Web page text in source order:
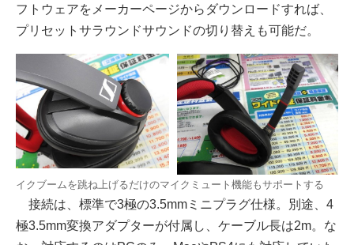
フトウェアをメーカーページからダウンロードすれば、
プリセットサラウンドサウンドの切り替えも可能だ。
イクブームを跳ね上げるだけのマイクミュート機能もサポートする
接続は、標準で3極の3.5mmミニプラグ仕様。別途、4
極3.5mm変換アダプターが付属し、ケーブル長は2m。な